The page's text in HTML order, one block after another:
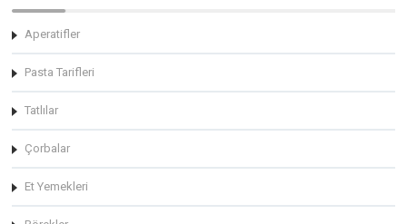
Aperatifler
Pasta Tarifleri
Tatlılar
Çorbalar
Et Yemekleri